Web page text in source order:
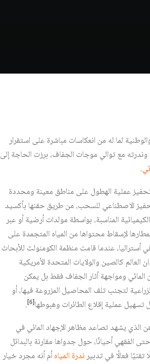
لما له من انعكاسات مباشرة على استقرار
وندرته مع توالي موجات الجفاف، برزت الحاجة إلى
.
عملية الهطول على مناطق معينة ومحددة
الاصطناعي للسحب، من طريق حقنها بأكسيد
المناسبة، بواسطة مولدات أرضية أو عبر
لإسقاط محتواها من المياه المتجمدة على
جذور تجربة الاستمطار الاصطناعي إلى سنة 1947 في أستراليا، عندما قامت منظمة الكومنولث للأبحاث
كالصين والولايات المتحدة الأمريكية
ومواجهة آثار الجفاف فقط بل يمكن
لتجنب تلف المحاصيل المزروعة فيها، أو
عملية إقلاع الطائرات وهبوطها[6]
.
يشهد تصاعد مظاهر الإجهاد المائي في
الفقهي أحيانًا، حول جدواها مقارنة بالبدائل
فعالًا في تدبيرندرة المياهأم أنه مجرد خيار